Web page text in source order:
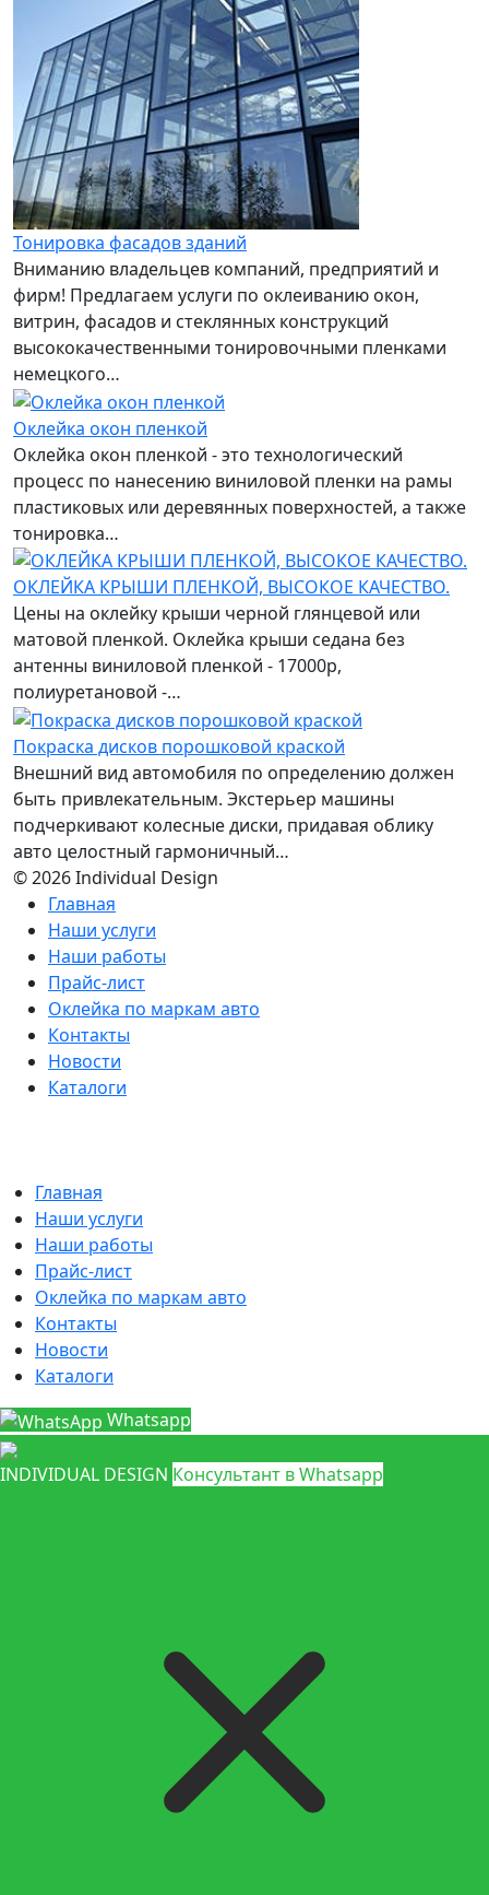
Тонировка фасадов зданий
Вниманию владельцев компаний, предприятий и
фирм! Предлагаем услуги по оклеиванию окон,
витрин, фасадов и стеклянных конструкций
высококачественными тонировочными пленками
немецкого…
Оклейка окон пленкой
Оклейка окон пленкой - это технологический
процесс по нанесению виниловой пленки на рамы
пластиковых или деревянных поверхностей, а также
тонировка…
ОКЛЕЙКА КРЫШИ ПЛЕНКОЙ, ВЫСОКОЕ КАЧЕСТВО.
Цены на оклейку крыши черной глянцевой или
матовой пленкой. Оклейка крыши седана без
антенны виниловой пленкой - 17000р,
полиуретановой -…
Покраска дисков порошковой краской
Внешний вид автомобиля по определению должен
быть привлекательным. Экстерьер машины
подчеркивают колесные диски, придавая облику
авто целостный гармоничный…
© 2026 Individual Design
Главная
Наши услуги
Наши работы
Прайс-лист
Оклейка по маркам авто
Контакты
Новости
Каталоги
Главная
Наши услуги
Наши работы
Прайс-лист
Оклейка по маркам авто
Контакты
Новости
Каталоги
Whatsapp
INDIVIDUAL DESIGN Консультант в Whatsapp